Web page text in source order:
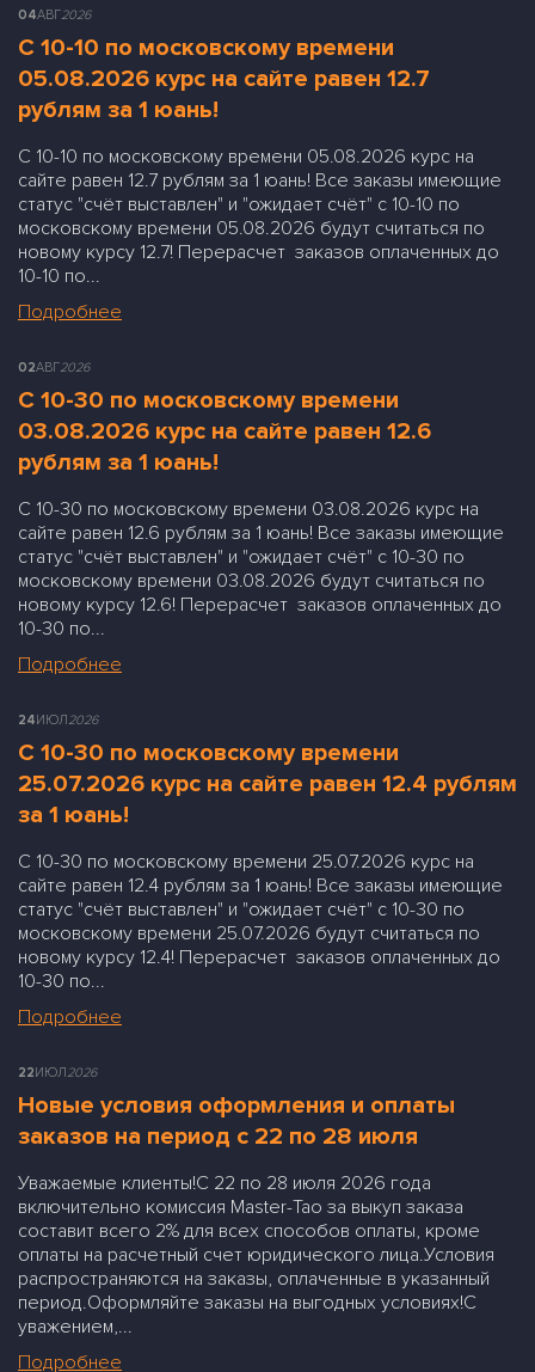
04АВГ2026
С 10-10 по московскому времени
05.08.2026 курс на сайте равен 12.7
рублям за 1 юань!
С 10-10 по московскому времени 05.08.2026 курс на
сайте равен 12.7 рублям за 1 юань! Все заказы имеющие
статус "счёт выставлен" и "ожидает счёт" с 10-10 по
московскому времени 05.08.2026 будут считаться по
новому курсу 12.7! Перерасчет заказов оплаченных до
10-10 по...
Подробнее
02АВГ2026
С 10-30 по московскому времени
03.08.2026 курс на сайте равен 12.6
рублям за 1 юань!
С 10-30 по московскому времени 03.08.2026 курс на
сайте равен 12.6 рублям за 1 юань! Все заказы имеющие
статус "счёт выставлен" и "ожидает счёт" с 10-30 по
московскому времени 03.08.2026 будут считаться по
новому курсу 12.6! Перерасчет заказов оплаченных до
10-30 по...
Подробнее
24ИЮЛ2026
С 10-30 по московскому времени
25.07.2026 курс на сайте равен 12.4 рублям
за 1 юань!
С 10-30 по московскому времени 25.07.2026 курс на
сайте равен 12.4 рублям за 1 юань! Все заказы имеющие
статус "счёт выставлен" и "ожидает счёт" с 10-30 по
московскому времени 25.07.2026 будут считаться по
новому курсу 12.4! Перерасчет заказов оплаченных до
10-30 по...
Подробнее
22ИЮЛ2026
Новые условия оформления и оплаты
заказов на период с 22 по 28 июля
Уважаемые клиенты!С 22 по 28 июля 2026 года
включительно комиссия Master-Tao за выкуп заказа
составит всего 2% для всех способов оплаты, кроме
оплаты на расчетный счет юридического лица.Условия
распространяются на заказы, оплаченные в указанный
период.Оформляйте заказы на выгодных условиях!С
уважением,...
Подробнее